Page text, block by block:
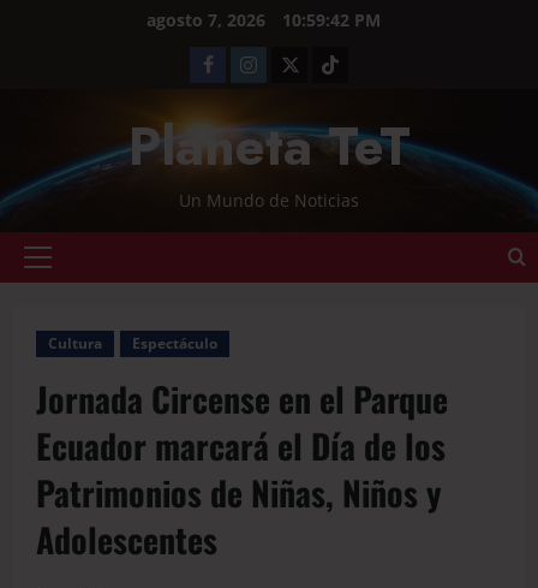
agosto 7, 2026 10:59:43 PM
Planeta TeT
Un Mundo de Noticias
Cultura Espectáculo
Jornada Circense en el Parque
Ecuador marcará el Día de los
Patrimonios de Niñas, Niños y
Adolescentes